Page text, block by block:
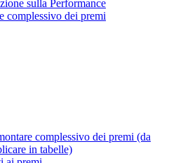
sulla Performance
complessivo dei premi
complessivo dei premi (da
in tabelle)